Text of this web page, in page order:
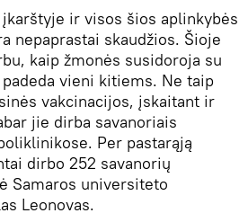
ir visos šios aplinkybės
nepaprastai skaudžios. Šioje
kaip žmonės susidoroja su
vieni kitiems. Ne taip
vakcinacijos, įskaitant ir
jie dirba savanoriais
Per pastarąją
dirbo 252 savanorių
Samaros universiteto
Leonovas.